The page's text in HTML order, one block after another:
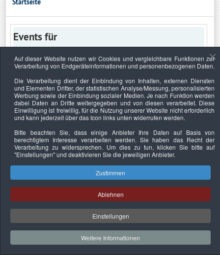
Startseite
Events für
Keine Termine
Datenschutzerklärung Urheberrechtsnachweise Nachhaltigkeit
Copyright © 2026. Bundesverband Deutscher
Sachverständiger und Fachgutachter e.V..
Auf dieser Website nutzen wir Cookies und vergleichbare Funktionen zur
Verarbeitung von Endgeräteinformationen und personenbezogenen Daten.
Die Verarbeitung dient der Einbindung von Inhalten, externen Diensten
und Elementen Dritter, der statistischen Analyse/Messung, personalisierten
Werbung sowie der Einbindung sozialer Medien. Je nach Funktion werden
dabei Daten an Dritte weitergegeben und von diesen verarbeitet. Diese
Einwilligung ist freiwillig, für die Nutzung unserer Website nicht erforderlich
und kann jederzeit über das Icon links unten widerrufen werden.
Bitte beachten Sie, dass einige Anbieter Ihre Daten auf Basis von
berechtigtem Interesse verarbeiten werden. Sie haben das Recht der
Verarbeitung zu widersprechen. Um dies zu tun, klicken Sie bitte auf
"Einstellungen"und deaktivieren Sie die jeweiligen Anbieter.
Zustimmen
Ablehnen
Einstellungen
Weitere Informationen